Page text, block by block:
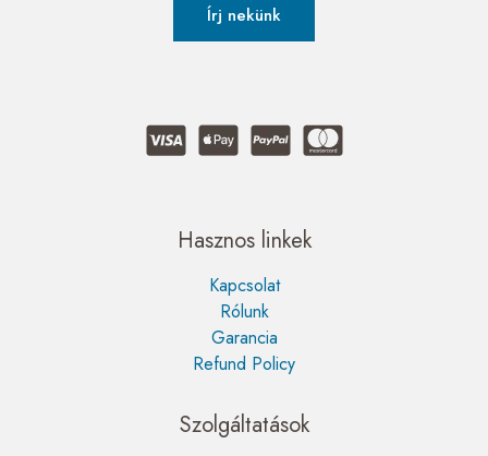
Írj nekünk
Hasznos linkek
Kapcsolat
Rólunk
Garancia
Refund Policy
Szolgáltatások